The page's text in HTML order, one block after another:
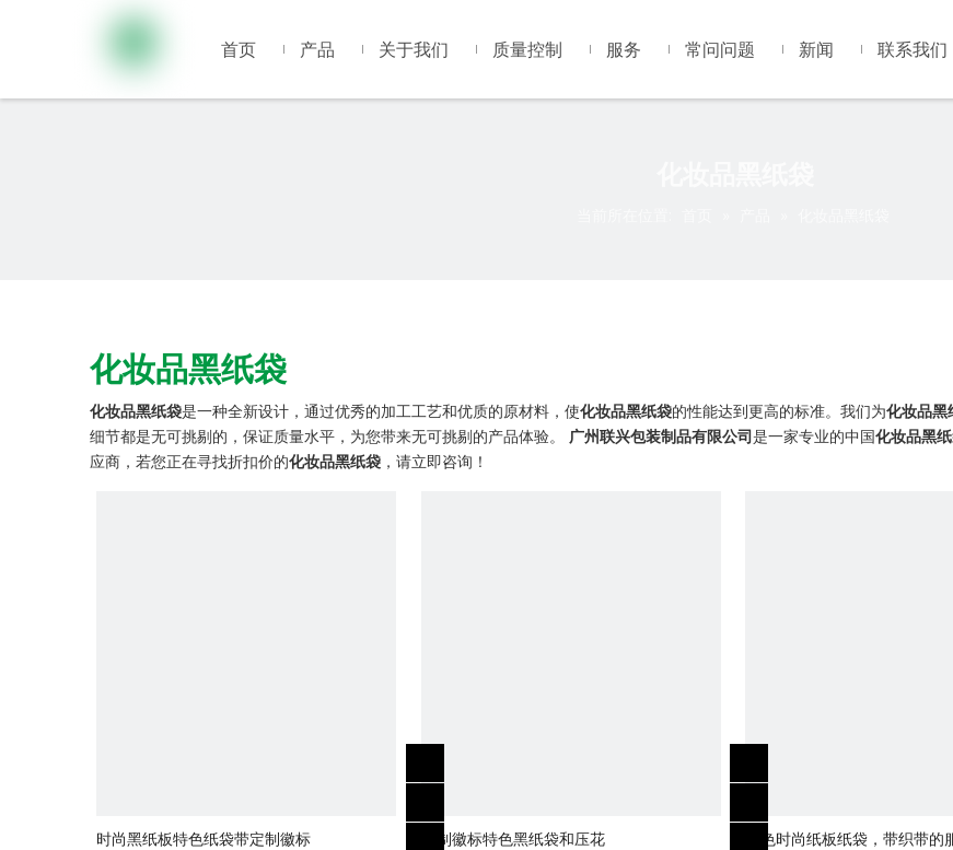
首页 产品 关于我们 质量控制 服务 常问问题 新闻 联系我们
化妆品黑纸袋
化妆品黑纸袋是一种全新设计，通过优秀的加工工艺和优质的原材料，使化妆品黑纸袋的性能达到更高的标准。我们为化妆品黑
细节都是无可挑剔的，保证质量水平，为您带来无可挑剔的产品体验。 广州联兴包装制品有限公司是一家专业的中国化妆品黑
应商，若您正在寻找折扣价的化妆品黑纸袋 ，请立即咨询！
时尚黑纸板特色纸袋带定制徽标 定制徽标特色黑纸袋和压花 黑色时尚纸板纸袋，带织带的